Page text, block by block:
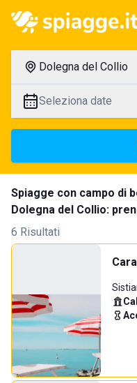
Dolegna del Collio
Seleziona date
Spiagge con campo di
Dolegna del Collio:
6 Risultati